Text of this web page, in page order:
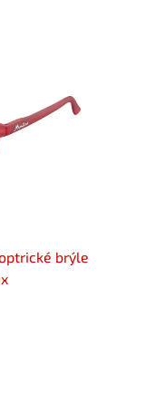
brýle